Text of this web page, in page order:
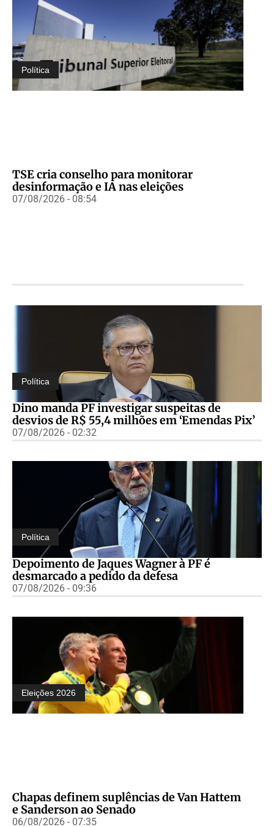
Política
TSE cria conselho para monitorar
desinformação e IA nas eleições
07/08/2026 - 08:54
Política
Dino manda PF investigar suspeitas de
desvios de R$ 55,4 milhões em ‘Emendas Pix’
07/08/2026 - 02:32
Política
Depoimento de Jaques Wagner à PF é
desmarcado a pedido da defesa
07/08/2026 - 09:36
Eleições 2026
Chapas definem suplências de Van Hattem
e Sanderson ao Senado
06/08/2026 - 07:35